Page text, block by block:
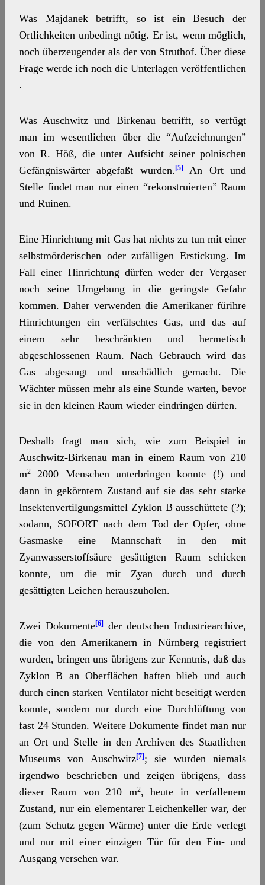
Was Majdanek betrifft, so ist ein Besuch der
Ortlichkeiten unbedingt nötig. Er ist, wenn möglich,
noch überzeugender als der von Struthof. Über diese
Frage werde ich noch die Unterlagen veröffentlichen
.
Was Auschwitz und Birkenau betrifft, so verfügt
man im wesentlichen über die “Aufzeichnungen”
von R. Höß, die unter Aufsicht seiner polnischen
Gefängniswärter abgefaßt wurden. [5]An Ort und
Stelle findet man nur einen “rekonstruierten” Raum
und Ruinen.
Eine Hinrichtung mit Gas hat nichts zu tun mit einer
selbstmörderischen oder zufälligen Erstickung. Im
Fall einer Hinrichtung dürfen weder der Vergaser
noch seine Umgebung in die geringste Gefahr
kommen. Daher verwenden die Amerikaner fürihre
Hinrichtungen ein verfälschtes Gas, und das auf
einem sehr beschränkten und hermetisch
abgeschlossenen Raum. Nach Gebrauch wird das
Gas abgesaugt und unschädlich gemacht. Die
Wächter müssen mehr als eine Stunde warten, bevor
sie in den kleinen Raum wieder eindringen dürfen.
Deshalb fragt man sich, wie zum Beispiel in
Auschwitz-Birkenau man in einem Raum von 210
m2
2000 Menschen unterbringen konnte (!) und
dann in gekörntem Zustand auf sie das sehr starke
Insektenvertilgungsmittel Zyklon B ausschüttete (?);
sodann, SOFORT nach dem Tod der Opfer, ohne
Gasmaske eine Mannschaft in den mit
Zyanwasserstoffsäure gesättigten Raum schicken
konnte, um die mit Zyan durch und durch
gesättigten Leichen herauszuholen.
Zwei Dokumente[6]
der deutschen Industriearchive,
die von den Amerikanern in Nürnberg registriert
wurden, bringen uns übrigens zur Kenntnis, daß das
Zyklon B an Oberflächen haften blieb und auch
durch einen starken Ventilator nicht beseitigt werden
konnte, sondern nur durch eine Durchlüftung von
fast 24 Stunden. Weitere Dokumente findet man nur
an Ort und Stelle in den Archiven des Staatlichen
Museums von Auschwitz[7]; sie wurden niemals
irgendwo beschrieben und zeigen übrigens, dass
dieser Raum von 210 m2, heute in verfallenem
Zustand, nur ein elementarer Leichenkeller war, der
(zum Schutz gegen Wärme) unter die Erde verlegt
und nur mit einer einzigen Tür für den Ein- und
Ausgang versehen war.